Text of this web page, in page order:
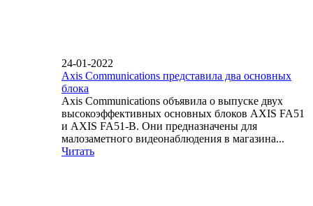
24-01-2022
Axis Communications представила два основных
блока
Axis Communications объявила о выпуске двух
высокоэффективных основных блоков AXIS FA51
и AXIS FA51-B. Они предназначены для
малозаметного видеонаблюдения в магазина...
Читать